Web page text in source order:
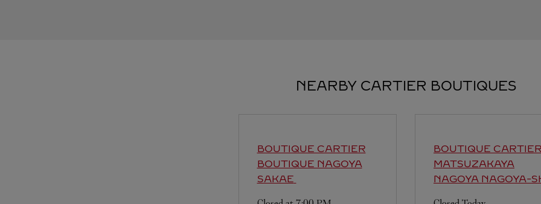
NEARBY CARTIER BOUTIQUES
BOUTIQUE CARTIER
BOUTIQUE NAGOYA
SAKAE
BOUTIQUE
MATSUZAKAYA
NAGOYA NAGOYA-